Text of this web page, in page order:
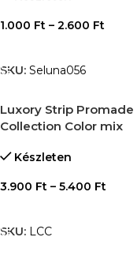
1.000 Ft – 2.600 Ft
SKU: Seluna056
Luxory Strip Promade
Collection Color mix
Készleten
3.900 Ft – 5.400 Ft
SKU: LCC